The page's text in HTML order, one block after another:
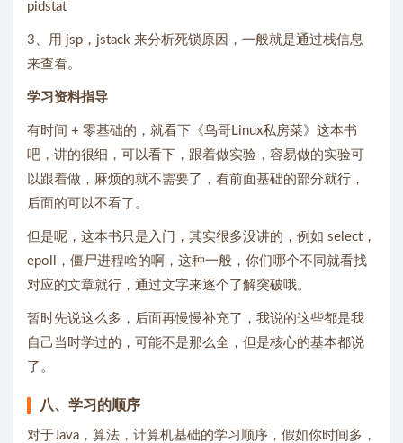
pidstat
3、用 jsp，jstack 来分析死锁原因，一般就是通过栈信息
来查看。
学习资料指导
有时间 + 零基础的，就看下《鸟哥Linux私房菜》这本书
吧，讲的很细，可以看下，跟着做实验，容易做的实验可
以跟着做，麻烦的就不需要了，看前面基础的部分就行，
后面的可以不看了。
但是呢，这本书只是入门，其实很多没讲的，例如 select，
epoll，僵尸进程啥的啊，这种一般，你们哪个不同就看找
对应的文章就行，通过文字来逐个了解突破哦。
暂时先说这么多，后面再慢慢补充了，我说的这些都是我
自己当时学过的，可能不是那么全，但是核心的基本都说
了。
八、学习的顺序
对于Java，算法，计算机基础的学习顺序，假如你时间多，